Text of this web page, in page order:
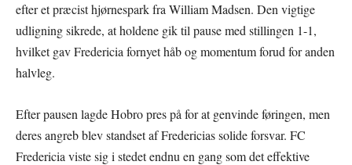
efter et præcist hjørnespark fra William Madsen. Den vigtige
udligning sikrede, at holdene gik til pause med stillingen 1-1,
hvilket gav Fredericia fornyet håb og momentum forud for anden
halvleg.
Efter pausen lagde Hobro pres på for at genvinde føringen, men
deres angreb blev standset af Fredericias solide forsvar. FC
Fredericia viste sig i stedet endnu en gang som det effektive